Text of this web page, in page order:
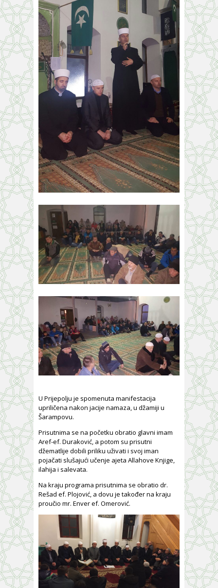
U Prijepolju je spomenuta manifestacija
upriličena nakon jacije namaza, u džamiji u
Šarampovu.
Prisutnima se na početku obratio glavni imam
Aref-ef. Duraković, a potom su prisutni
džematlije dobili priliku uživati i svoj iman
pojačati slušajući učenje ajeta Allahove Knjige,
ilahija i salevata.
Na kraju programa prisutnima se obratio dr.
Rešad ef. Plojović, a dovu je također na kraju
proučio mr. Enver ef. Omerović.